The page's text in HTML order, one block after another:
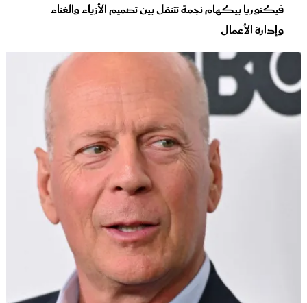
فيكتوريا بيكهام نجمة تتنقل بين تصميم الأزياء والغناء
وإدارة الأعمال